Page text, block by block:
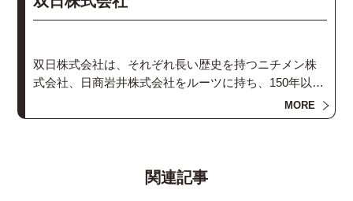
双日株式会社は、それぞれ長い歴史を持つニチメン株
式会社、日商岩井株式会社をルーツに持ち、150年以上
にわたって多くの国と地域の発展を、ビジネスという
側面からサポートしてまいりました。現在も国内外約4
MORE
関連記事